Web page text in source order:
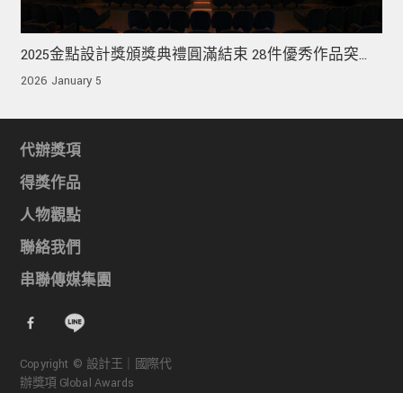
2025金點設計獎頒獎典禮圓滿結束 28件優秀作品突圍
榮獲年度大獎！
2026 January 5
代辦獎項
得獎作品
人物觀點
聯絡我們
串聯傳媒集團
Copyright © 設計王｜國際代
辦獎項 Global Awards